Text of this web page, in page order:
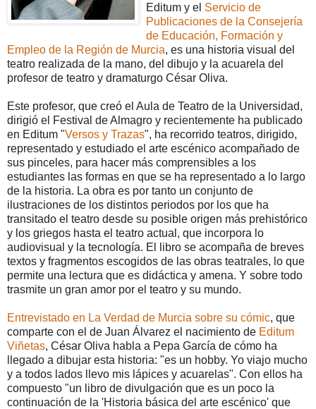
Editum y el Servicio de
Publicaciones de la Consejería
de Educación, Formación y
Empleo de la Región de Murcia, es una historia visual del
teatro realizada de la mano, del dibujo y la acuarela del
profesor de teatro y dramaturgo César Oliva.
Este profesor, que creó el Aula de Teatro de la Universidad,
dirigió el Festival de Almagro y recientemente ha publicado
en Editum "Versos y Trazas", ha recorrido teatros, dirigido,
representado y estudiado el arte escénico acompañado de
sus pinceles, para hacer más comprensibles a los
estudiantes las formas en que se ha representado a lo largo
de la historia. La obra es por tanto un conjunto de
ilustraciones de los distintos periodos por los que ha
transitado el teatro desde su posible origen más prehistórico
y los griegos hasta el teatro actual, que incorpora lo
audiovisual y la tecnología. El libro se acompaña de breves
textos y fragmentos escogidos de las obras teatrales, lo que
permite una lectura que es didáctica y amena. Y sobre todo
trasmite un gran amor por el teatro y su mundo.
Entrevistado en La Verdad de Murcia sobre su cómic, que
comparte con el de Juan Álvarez el nacimiento de Editum
Viñetas, César Oliva habla a Pepa García de cómo ha
llegado a dibujar esta historia: "es un hobby. Yo viajo mucho
y a todos lados llevo mis lápices y acuarelas". Con ellos ha
compuesto "un libro de divulgación que es un poco la
continuación de la 'Historia básica del arte escénico' que